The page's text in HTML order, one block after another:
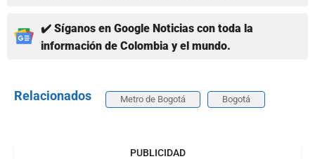
✔️ Síganos en Google Noticias con toda la
información de Colombia y el mundo.
Relacionados Metro de Bogotá Bogotá
PUBLICIDAD